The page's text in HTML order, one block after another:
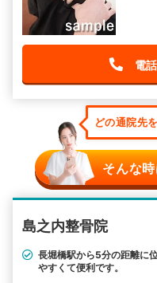
電
どの通院先
そんな
島之内整骨院
長堀橋駅から5分の距離に
やすくて便利です。